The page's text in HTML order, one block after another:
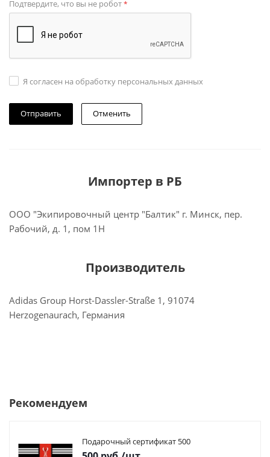
Подтвердите, что вы не робот*
Я согласен на обработку персональных данных
Отменить
Импортер в РБ
ООО "Экипировочный центр "Балтик" г. Минск, пер.
Рабочий, д. 1, пом 1Н
Производитель
Adidas Group Horst-Dassler-Straße 1, 91074
Herzogenaurach, Германия
Рекомендуем
Подарочный сертификат 500